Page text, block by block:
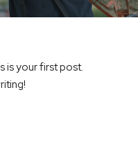
is your first post.